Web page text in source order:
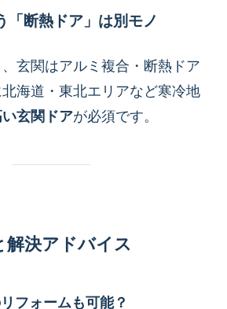
「断熱ドア」は別モノ
玄関はアルミ複合・断熱ドア
海道・東北エリアなど寒冷地
玄関ドアが必須です。
解決アドバイス
フォームも可能？